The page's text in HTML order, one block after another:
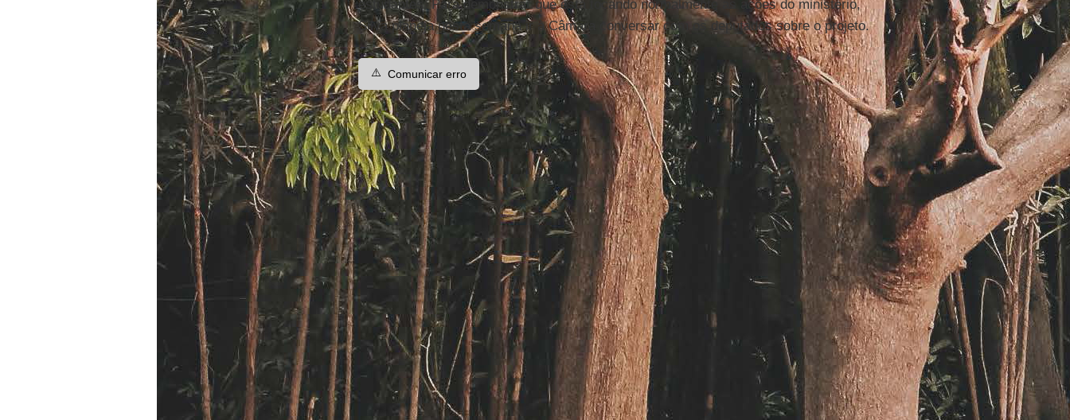
estudantes. Para demonstrar que está tocando normalmente as ações do ministério,
Silva planeja nesta semana ir à Câmara conversar com os deputados sobre o projeto.
⚠️ Comunicar erro